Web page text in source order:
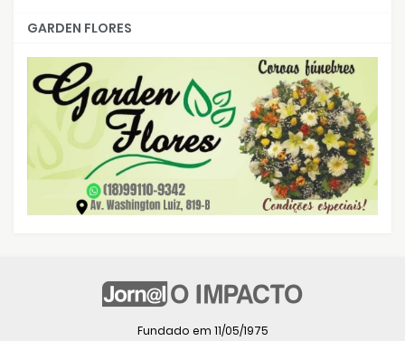
GARDEN FLORES
Fundado em 11/05/1975